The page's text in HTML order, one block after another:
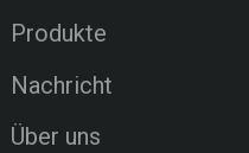
Produkte
Nachricht
Über uns